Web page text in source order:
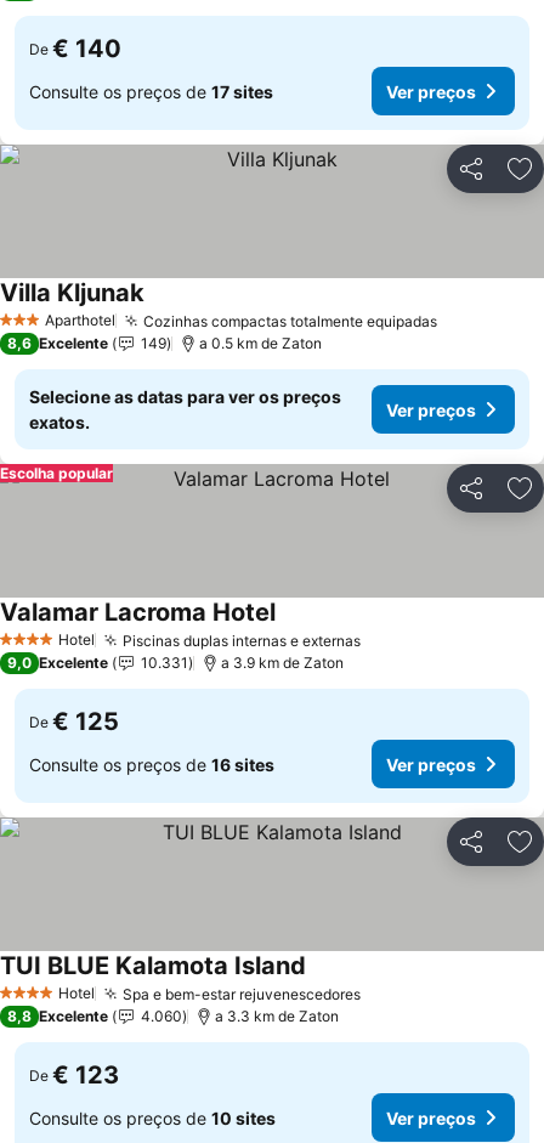
De € 140
Consulte os preços de 17 sites Ver preços
Partilhar
3 EstrelasAparthotel Cozinhas compactas totalmente equipadasVer preços
Villa KljunakVer preços
8,6 Excelente 149 a 0.5 km de Zaton
Selecione as datas para ver os preços
exatos.
Ver preços
Partilhar
Escolha popular
4 EstrelasHotel Piscinas duplas internas e externasVer preços
Valamar Lacroma HotelVer preços
9,0 Excelente 10.331 a 3.9 km de Zaton
De € 125
Consulte os preços de 16 sites Ver preços
Partilhar
4 EstrelasHotel Spa e bem-estar rejuvenescedoresVer preços
TUI BLUE Kalamota Island
8,8 Excelente 4.060 a 3.3 km de Zaton
De € 123
Consulte os preços de 10 sites Ver preços